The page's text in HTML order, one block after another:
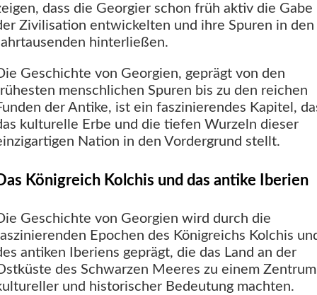
dass die Georgier schon früh aktiv die Gabe
Zivilisation entwickelten und ihre Spuren in den
hinterließen.
Geschichte von Georgien, geprägt von den
menschlichen Spuren bis zu den reichen
der Antike, ist ein faszinierendes Kapitel,
kulturelle Erbe und die tiefen Wurzeln dieser
Nation in den Vordergrund stellt.
Königreich Kolchis und das antike Iberien
Geschichte von Georgien wird durch die
Epochen des Königreichs Kolchis
antiken Iberiens geprägt, die das Land an der
des Schwarzen Meeres zu einem Zentrum
und historischer Bedeutung machten.